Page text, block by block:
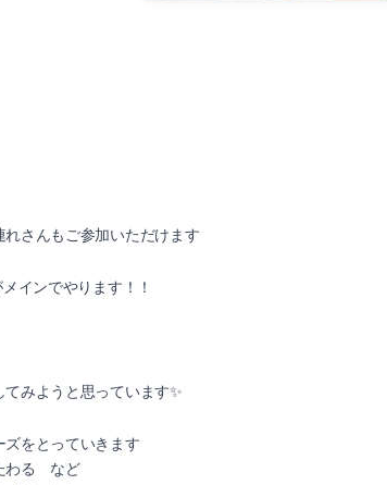
さんもご参加いただけます
インでやります！！
みようと思っています✨
ズをとっていきます
わる など